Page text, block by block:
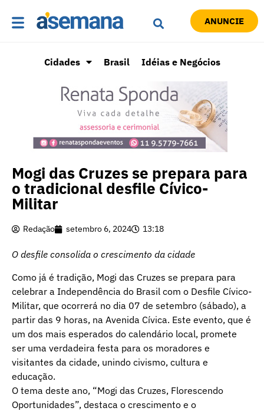
ANUNCIE
Cidades Brasil Idéias e Negócios
Mogi das Cruzes se prepara para
o tradicional desfile Cívico-
Militar
Redação setembro 6, 2024 13:18
O desfile consolida o crescimento da cidade
Como já é tradição, Mogi das Cruzes se prepara para
celebrar a Independência do Brasil com o Desfile Cívico-
Militar, que ocorrerá no dia 07 de setembro (sábado), a
partir das 9 horas, na Avenida Cívica. Este evento, que é
um dos mais esperados do calendário local, promete
ser uma verdadeira festa para os moradores e
visitantes da cidade, unindo civismo, cultura e
educação.
O tema deste ano, “Mogi das Cruzes, Florescendo
Oportunidades”, destaca o crescimento e o